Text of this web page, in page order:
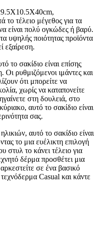
το τέλειο μέγεθος για τα
είναι πολύ ογκώδες ή βαρύ.
υψηλής ποιότητας προϊόντα
εξαίρεση.
το σακίδιο είναι επίσης
ρυθμιζόμενοι ιμάντες και
ότι μπορείτε να
χωρίς να καταπονείτε
στη δουλειά, στο
αυτό το σακίδιο είναι
σας.
αυτό το σακίδιο είναι
το μια ευέλικτη επιλογή
στυλ το κάνει τέλειο για
δέρμα προσθέτει μια
σε ένα βασικό
Casual και κάντε